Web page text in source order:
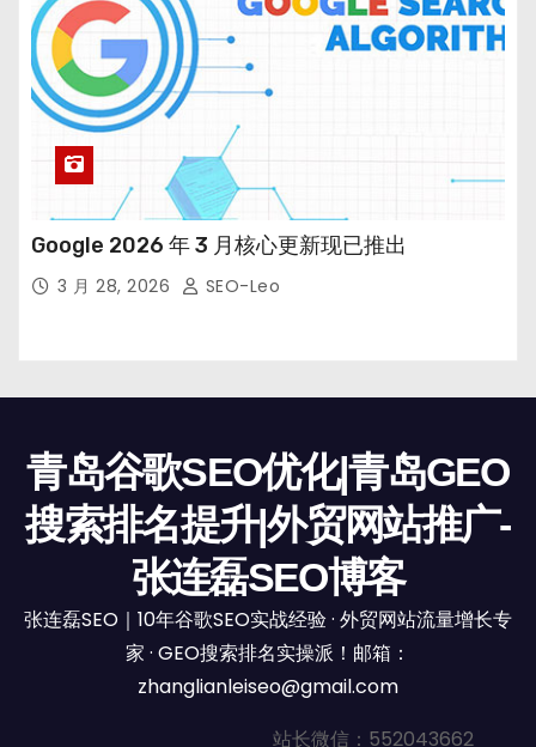
Google 2026 年 3 月核心更新现已推出
3 月 28, 2026 SEO-Leo
青岛谷歌SEO优化|青岛GEO
搜索排名提升|外贸网站推广-
张连磊SEO博客
张连磊SEO｜10年谷歌SEO实战经验 · 外贸网站流量增长专
家 · GEO搜索排名实操派！邮箱：
zhanglianleiseo@gmail.com
站长微信：552043662